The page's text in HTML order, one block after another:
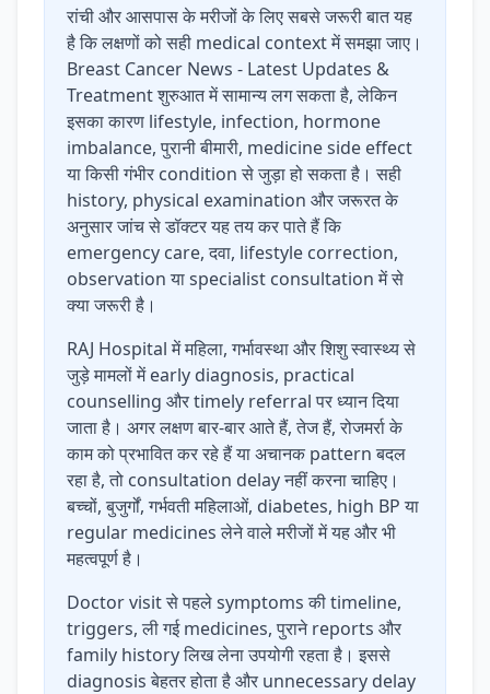
रांची और आसपास के मरीजों के लिए सबसे जरूरी बात यह
है कि लक्षणों को सही medical context में समझा जाए।
Breast Cancer News - Latest Updates &
Treatment शुरुआत में सामान्य लग सकता है, लेकिन
इसका कारण lifestyle, infection, hormone
imbalance, पुरानी बीमारी, medicine side effect
या किसी गंभीर condition से जुड़ा हो सकता है। सही
history, physical examination और जरूरत के
अनुसार जांच से डॉक्टर यह तय कर पाते हैं कि
emergency care, दवा, lifestyle correction,
observation या specialist consultation में से
क्या जरूरी है।
RAJ Hospital में महिला, गर्भावस्था और शिशु स्वास्थ्य से
जुड़े मामलों में early diagnosis, practical
counselling और timely referral पर ध्यान दिया
जाता है। अगर लक्षण बार-बार आते हैं, तेज हैं, रोजमर्रा के
काम को प्रभावित कर रहे हैं या अचानक pattern बदल
रहा है, तो consultation delay नहीं करना चाहिए।
बच्चों, बुजुर्गों, गर्भवती महिलाओं, diabetes, high BP या
regular medicines लेने वाले मरीजों में यह और भी
महत्वपूर्ण है।
Doctor visit से पहले symptoms की timeline,
triggers, ली गई medicines, पुराने reports और
family history लिख लेना उपयोगी रहता है। इससे
diagnosis बेहतर होता है और unnecessary delay